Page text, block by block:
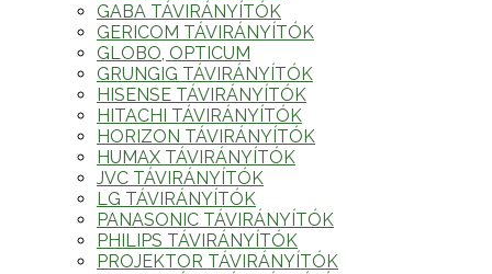
GABA TÁVIRÁNYÍTÓK
GERICOM TÁVIRÁNYÍTÓK
GLOBO, OPTICUM
GRUNGIG TÁVIRÁNYÍTÓK
HISENSE TÁVIRÁNYÍTÓK
HITACHI TÁVIRÁNYÍTÓK
HORIZON TÁVIRÁNYÍTÓK
HUMAX TÁVIRÁNYÍTÓK
JVC TÁVIRÁNYÍTÓK
LG TÁVIRÁNYÍTÓK
PANASONIC TÁVIRÁNYÍTÓK
PHILIPS TÁVIRÁNYÍTÓK
PROJEKTOR TÁVIRÁNYÍTÓK